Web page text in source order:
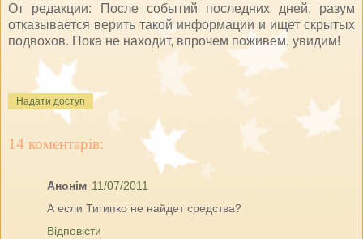
От редакции: После событий последних дней, разум
отказывается верить такой информации и ищет скрытых
подвохов. Пока не находит, впрочем поживем, увидим!
Надати доступ
14 коментарів:
Анонім 11/07/2011
А если Тигипко не найдет средства?
Відповісти